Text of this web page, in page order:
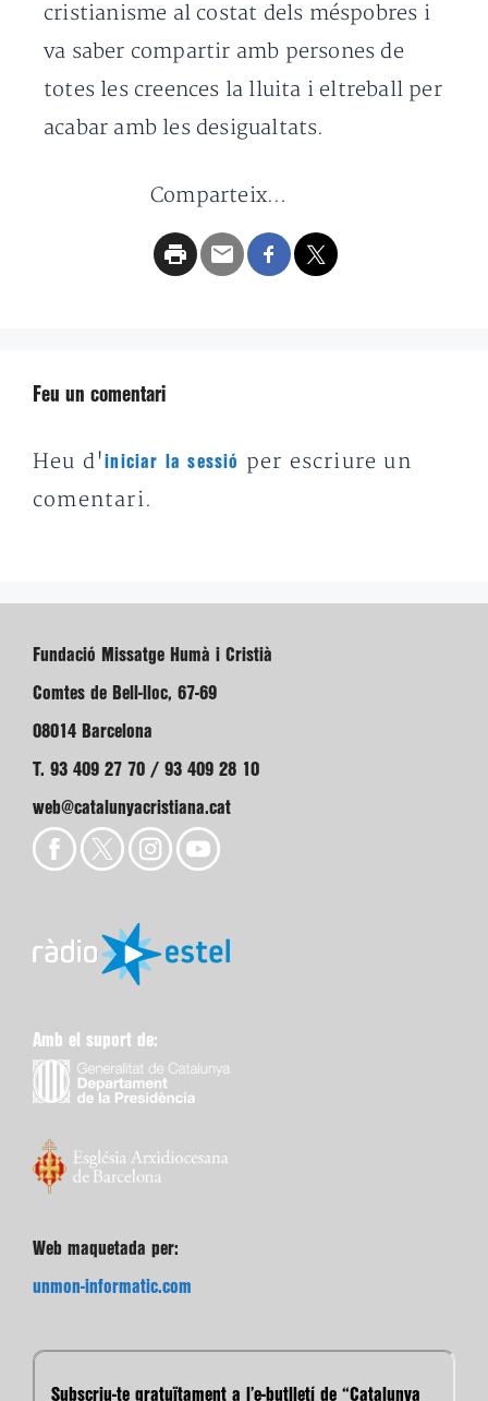
cristianisme al costat dels méspobres i
va saber compartir amb persones de
totes les creences la lluita i eltreball per
acabar amb les desigualtats.
Comparteix...
Feu un comentari
Heu d'iniciar la sessió
per escriure un
comentari.
Fundació Missatge Humà i Cristià
Comtes de Bell-lloc, 67-69
08014 Barcelona
T. 93 409 27 70 / 93 409 28 10
web@catalunyacristiana.cat
Amb el suport de:
Web maquetada per:
unmon-informatic.com
Subscriu-te gratuïtament a l’e-butlletí de “Catalunya